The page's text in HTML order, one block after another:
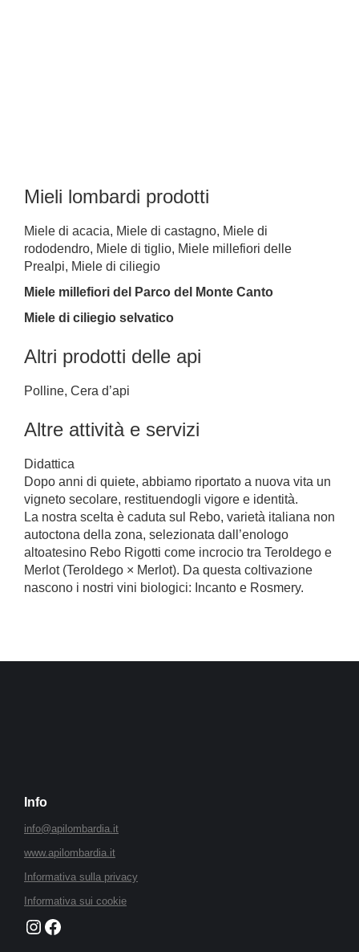
Mieli lombardi prodotti
Miele di acacia, Miele di castagno, Miele di
rododendro, Miele di tiglio, Miele millefiori delle
Prealpi, Miele di ciliegio
Miele millefiori del Parco del Monte Canto
Miele di ciliegio selvatico
Altri prodotti delle api
Polline, Cera d’api
Altre attività e servizi
Didattica
Dopo anni di quiete, abbiamo riportato a nuova vita un
vigneto secolare, restituendogli vigore e identità.
La nostra scelta è caduta sul Rebo, varietà italiana non
autoctona della zona, selezionata dall’enologo
altoatesino Rebo Rigotti come incrocio tra Teroldego e
Merlot (Teroldego × Merlot). Da questa coltivazione
nascono i nostri vini biologici: Incanto e Rosmery.
Info
info@apilombardia.it
www.apilombardia.it
Informativa sulla privacy
Informativa sui cookie
Instagram Faceboook